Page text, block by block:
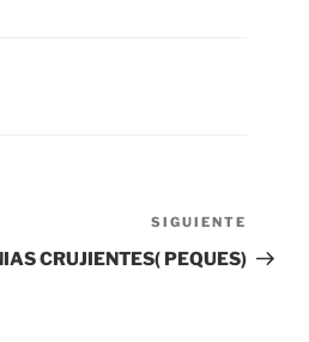
entrada
SIGUIENTE
CRUJIENTES( PEQUES)